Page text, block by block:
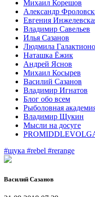
Михаил Корешов
Александр
Евгения
Владимир Савельев
Илья Сазанов
Людмила
Наташка Ёжик
Андрей Яснов
Михаил Косырев
Василий Сазанов
Владимир Игнатов
Блог обо всем
Рыболовная
Владимир Щукин
Мысли на досуге
#щука #rebel #rerange
Василий Сазанов